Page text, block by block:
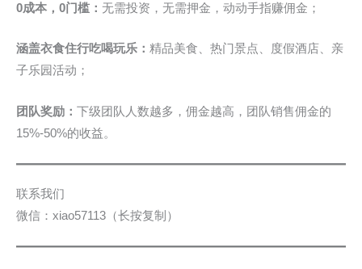
0成本，0门槛： 无需投资，无需押金，动动手指赚佣金；
涵盖衣食住行吃喝玩乐： 精品美食、热门景点、度假酒店、亲
子乐园活动；
团队奖励： 下级团队人数越多，佣金越高，团队销售佣金的
15%-50%的收益。
联系我们
微信：xiao57113（长按复制）